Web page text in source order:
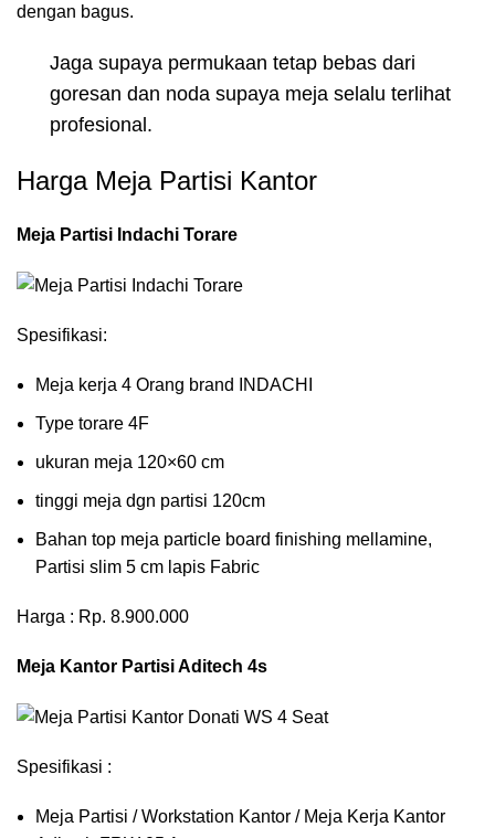
dengan bagus.
Jaga supaya permukaan tetap bebas dari
goresan dan noda supaya meja selalu terlihat
profesional.
Harga Meja Partisi Kantor
Meja Partisi Indachi Torare
Spesifikasi:
Meja kerja 4 Orang brand INDACHI
Type torare 4F
ukuran meja 120×60 cm
tinggi meja dgn partisi 120cm
Bahan top meja particle board finishing mellamine,
Partisi slim 5 cm lapis Fabric
Harga : Rp. 8.900.000
Meja Kantor Partisi Aditech 4s
Spesifikasi :
Meja Partisi / Workstation Kantor / Meja Kerja Kantor